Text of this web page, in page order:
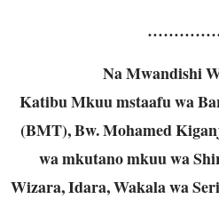
Na Mwandishi
Katibu Mkuu mstaafu wa
(BMT), Bw. Mohamed
wa mkutano mkuu wa
Wizara, Idara, Wakala wa